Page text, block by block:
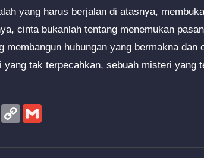
yang harus berjalan di atasnya,
cinta bukanlah tentang menemukan
hubungan yang bermakna dan
tak terpecahkan, sebuah misteri yang
Line Copy
Link